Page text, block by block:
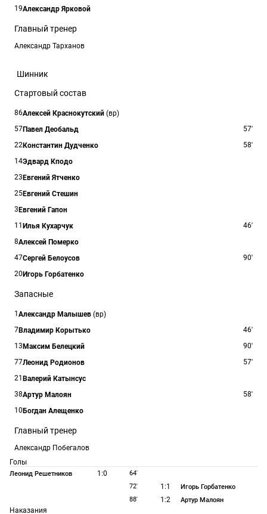
19Александр Ярковой
Главный тренер
Александр Тарханов
Шинник
Стартовый состав
86Алексей Краснокутский (вр)
57Павел Деобальд
57'
22Константин Дудченко
58'
14Эдвард Кподо
23Евгений Ятченко
25Евгений Стешин
3Евгений Гапон
11 Илья Кухарчук
46'
8Алексей Померко
47Сергей Белоусов
90'
20Игорь Горбатенко
Запасные
1 Александр Малышев (вр)
7Владимир Корытько
46'
13Максим Белецкий
90'
77Леонид Родионов
57'
21 Валерий Катынсус
38Артур Малоян
58'
10Богдан Алещенко
Главный тренер
Александр Побегалов
Голы
Леонид Решетников 1:0
64'
72'
1:1
Игорь Горбатенко
88'
1:2 Артур Малоян
Наказания